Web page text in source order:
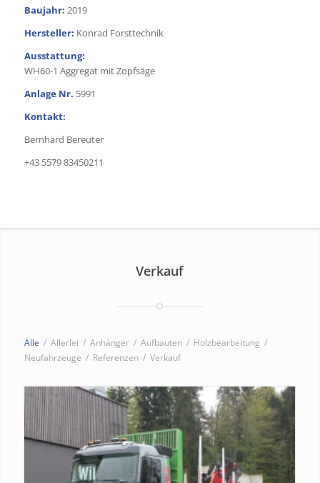
Baujahr: 2019
Hersteller: Konrad Forsttechnik
Ausstattung:
WH60-1 Aggregat mit Zopfsäge
Anlage Nr. 5991
Kontakt:
Bernhard Bereuter
+43 5579 83450211
Verkauf
Alle / Allerlei / Anhänger / Aufbauten / Holzbearbeitung /
Neufahrzeuge / Referenzen / Verkauf